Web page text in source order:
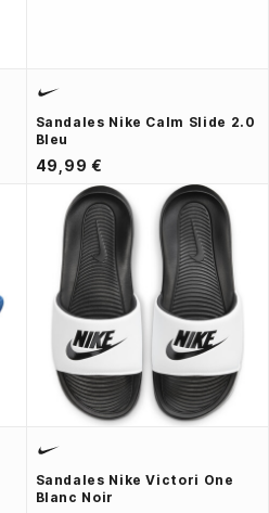
Sandales Nike Calm Slide 2.0
Bleu
49,99 €
Sandales Nike Victori One
Blanc Noir